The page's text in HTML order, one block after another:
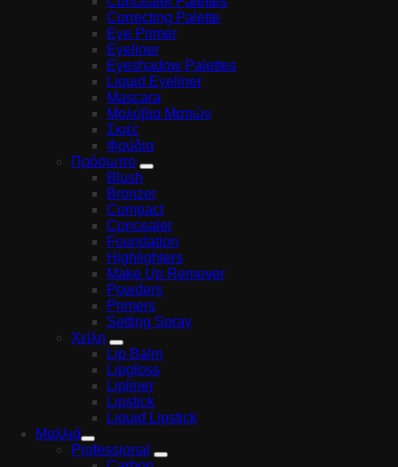
Correcting Palette
Eye Primer
Eyeliner
Eyeshadow Palettes
Liquid Eyeliner
Mascara
Μολύβια Ματιών
Σκιές
Φρύδια
Πρόσωπο
Blush
Bronzer
Compact
Concealer
Foundation
Highlighters
Make Up Remover
Powders
Primers
Setting Spray
Χείλη
Lip Balm
Lipgloss
Lipliner
Lipstick
Liquid Lipstick
Μαλλιά
Professional